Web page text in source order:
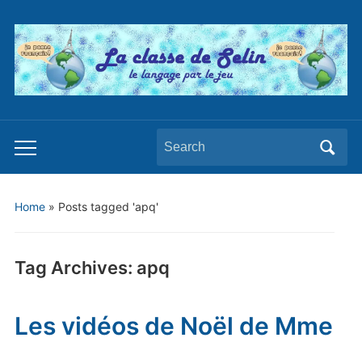
Toggle
mobile
Search
for:
Home» Posts tagged 'apq'
Tag Archives: apq
Les vidéos de Noël de Mme